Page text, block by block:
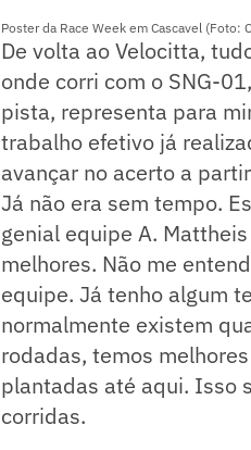
Poster da Race Week em Cascavel (Foto:
De volta ao Velocitta,
onde corri com o SNG-
pista, representa para
trabalho efetivo já
avançar no acerto a
Já não era sem tempo.
genial equipe A.
melhores. Não me
equipe. Já tenho algum
normalmente existem
rodadas, temos
plantadas até aqui. Isso
corridas.